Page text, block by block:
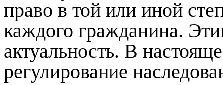
право в той или иной
каждого гражданина.
актуальность. В
регулирование